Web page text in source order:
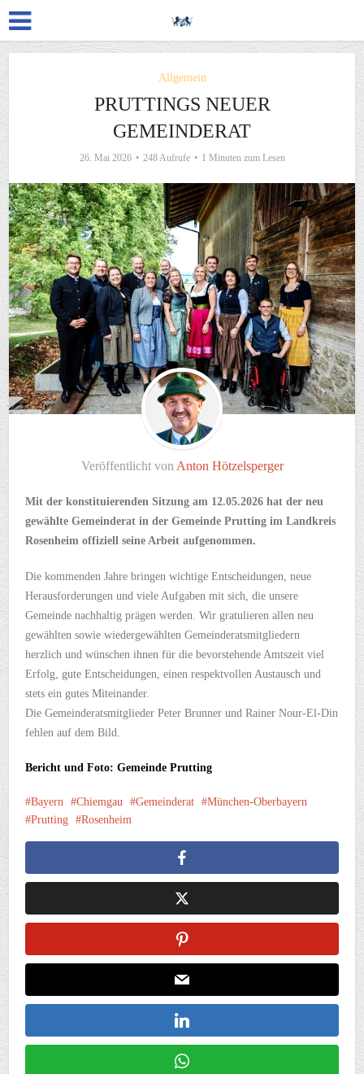
Allgemein
PRUTTINGS NEUER
GEMEINDERAT
26. Mai 2026 248 Aufrufe 1 Minuten zum Lesen
Veröffentlicht von Anton Hötzelsperger
Mit der konstituierenden Sitzung am 12.05.2026 hat der neu
gewählte Gemeinderat in der Gemeinde Prutting im Landkreis
Rosenheim offiziell seine Arbeit aufgenommen.
Die kommenden Jahre bringen wichtige Entscheidungen, neue
Herausforderungen und viele Aufgaben mit sich, die unsere
Gemeinde nachhaltig prägen werden. Wir gratulieren allen neu
gewählten sowie wiedergewählten Gemeinderatsmitgliedern
herzlich und wünschen ihnen für die bevorstehende Amtszeit viel
Erfolg, gute Entscheidungen, einen respektvollen Austausch und
stets ein gutes Miteinander.
Die Gemeinderatsmitglieder Peter Brunner und Rainer Nour-El-Din
fehlen auf dem Bild.
Bericht und Foto: Gemeinde Prutting
Bayern Chiemgau Gemeinderat
München-Oberbayern
Prutting
Rosenheim